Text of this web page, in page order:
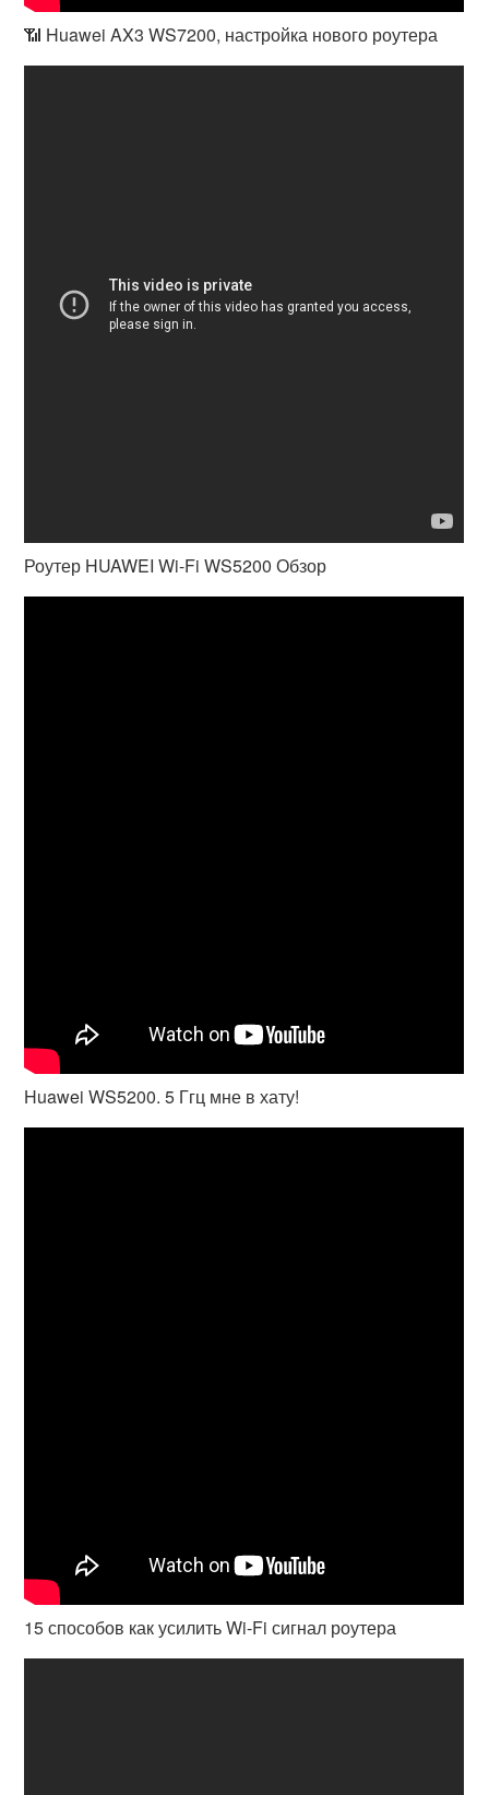
📶 Huawei AX3 WS7200, настройка нового роутера
Роутер HUAWEI Wi-Fi WS5200 Обзор
Huawei WS5200. 5 Ггц мне в хату!
15 способов как усилить Wi-Fi сигнал роутера